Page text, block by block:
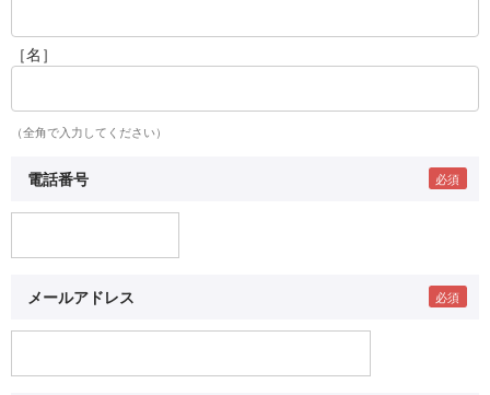
［名］
（全角で入力してください）
電話番号
メールアドレス